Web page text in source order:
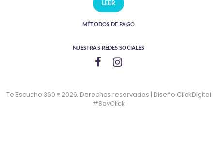
LEER
MÉTODOS DE PAGO
NUESTRAS REDES SOCIALES
Te Escucho 360 ® 2026. Derechos reservados | Diseño ClickDigital
#SoyClick